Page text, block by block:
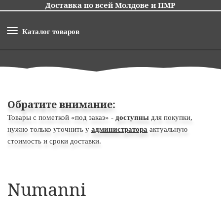
Доставка по всей Молдове и ПМР
Каталог товаров
Обратите внимание:
Товары с пометкой «под заказ» - доступны для покупки,
нужно только уточнить у администратора актуальную
стоимость и сроки доставки.
Numanni